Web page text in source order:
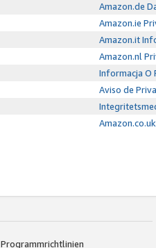
Amazon.de
Amazon.ie
Amazon.it
Amazon.nl
Informacja O
Aviso de
Programmrichtlinien